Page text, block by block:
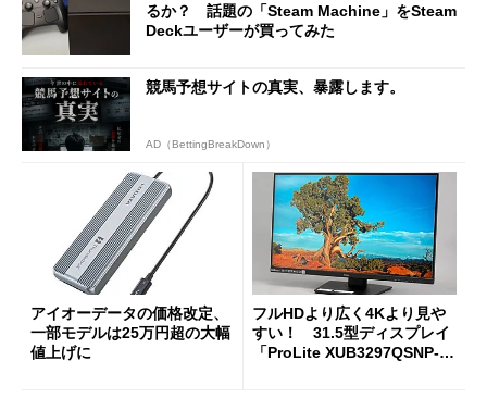
るか？ 話題の「Steam Machine」をSteam
Deckユーザーが買ってみた
競馬予想サイトの真実、暴露します。
AD（BettingBreakDown）
アイオーデータの価格改定、
一部モデルは25万円超の大幅
値上げに
フルHDより広く4Kより見や
すい！ 31.5型ディスプレイ
「ProLite XUB3297QSNP-B